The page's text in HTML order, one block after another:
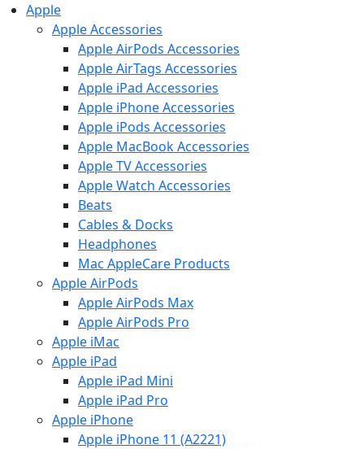
Apple
Apple Accessories
Apple AirPods Accessories
Apple AirTags Accessories
Apple iPad Accessories
Apple iPhone Accessories
Apple iPods Accessories
Apple MacBook Accessories
Apple TV Accessories
Apple Watch Accessories
Beats
Cables & Docks
Headphones
Mac AppleCare Products
Apple AirPods
Apple AirPods Max
Apple AirPods Pro
Apple iMac
Apple iPad
Apple iPad Mini
Apple iPad Pro
Apple iPhone
Apple iPhone 11 (A2221)